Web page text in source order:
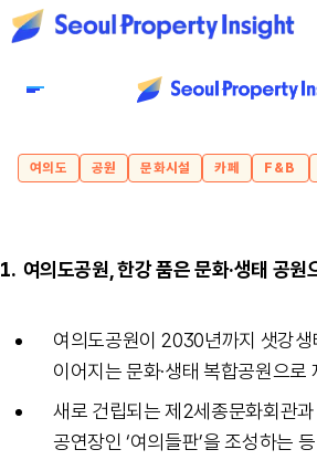
여의도 공원 문화시설 카페 F&B
1. 여의도공원, 한강 품은 문화·생태 공원
여의도공원이 2030년까지 샛강생
이어지는 문화·생태 복합공원으로
새로 건립되는 제2세종문화회관
공연장인 ‘여의들판’을 조성하는